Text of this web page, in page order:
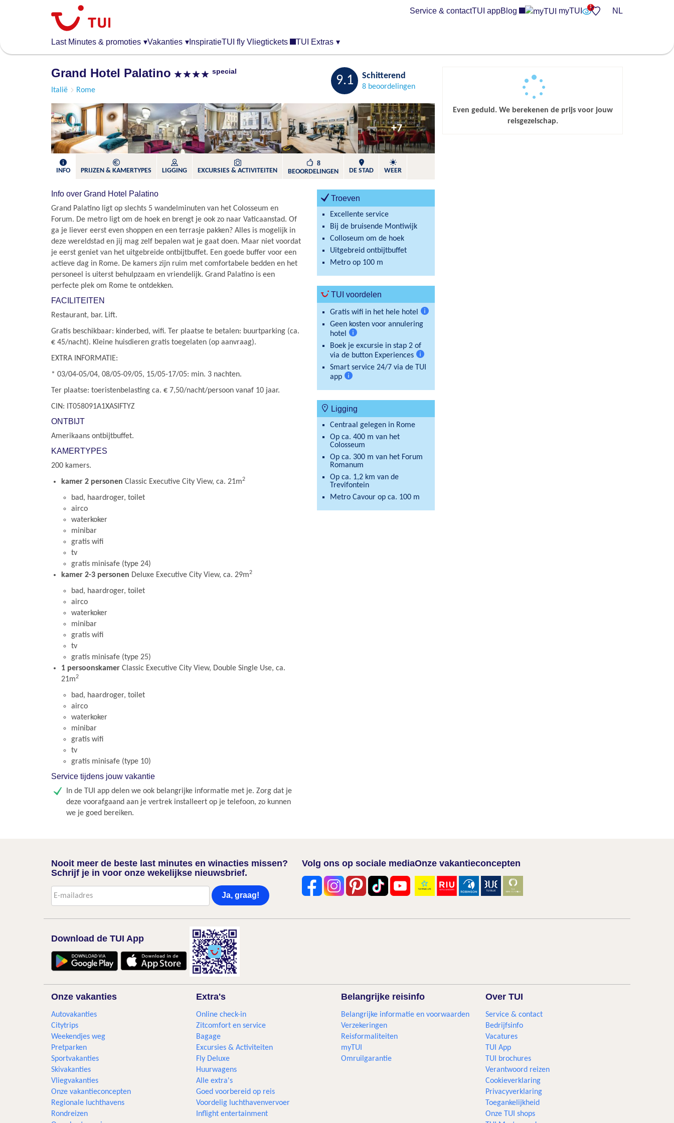
algemene
Last Minutes & promoties ▾Vakanties ▾ InspiratieTUI fly Vliegtickets TUI Extras ▾
Service & contactTUI appBlog myTUI NL
Grand Hotel Palatino special Bewaren
Italië Rome
9.1 Schitterend
8 beoordelingen
+7
INFO PRIJZEN & KAMERTYPES LIGGING EXCURSIES & ACTIVITEITEN
8
BEOORDELINGEN
DE STAD WEER
Info over Grand Hotel Palatino
Grand Palatino ligt op slechts 5 wandelminuten van het Colosseum en
Forum. De metro ligt om de hoek en brengt je ook zo naar Vaticaanstad. Of
ga je liever eerst even shoppen en een terrasje pakken? Alles is mogelijk in
deze wereldstad en jij mag zelf bepalen wat je gaat doen. Maar niet voordat
je eerst geniet van het uitgebreide ontbijtbuffet. Een goede buffer voor een
actieve dag in Rome. De kamers zijn ruim met comfortabele bedden en het
personeel is uiterst behulpzaam en vriendelijk. Grand Palatino is een
perfecte plek om Rome te ontdekken.
FACILITEITEN
Restaurant, bar. Lift.
Gratis beschikbaar: kinderbed, wifi. Ter plaatse te betalen: buurtparking (ca.
€ 45/nacht). Kleine huisdieren gratis toegelaten (op aanvraag).
EXTRA INFORMATIE:
* 03/04-05/04, 08/05-09/05, 15/05-17/05: min. 3 nachten.
Ter plaatse: toeristenbelasting ca. € 7,50/nacht/persoon vanaf 10 jaar.
CIN: IT058091A1XASIFTYZ
ONTBIJT
Amerikaans ontbijtbuffet.
KAMERTYPES
200 kamers.
kamer 2 personen Classic Executive City View, ca. 21m2
bad, haardroger, toilet
airco
waterkoker
minibar
gratis wifi
tv
gratis minisafe (type 24)
kamer 2-3 personen Deluxe Executive City View, ca. 29m2
bad, haardroger, toilet
airco
waterkoker
minibar
gratis wifi
tv
gratis minisafe (type 25)
1 persoonskamer Classic Executive City View, Double Single Use, ca.
21m2
bad, haardroger, toilet
airco
waterkoker
minibar
gratis wifi
tv
gratis minisafe (type 10)
Service tijdens jouw vakantie
In de TUI app delen we ook belangrijke informatie met je. Zorg dat je
deze voorafgaand aan je vertrek installeert op je telefoon, zo kunnen
we je goed bereiken.
Troeven
Excellente service
Bij de bruisende Montiwijk
Colloseum om de hoek
Uitgebreid ontbijtbuffet
Metro op 100 m
TUI voordelen
Gratis wifi in het hele hotel
Geen kosten voor annulering
hotel
Meer
informatie
Boek je excursie in stap 2 of
via de button Experiences
Meer
Smart service 24/7 via de TUI
app
Ligging
Centraal gelegen in Rome
Op ca. 400 m van het
Colosseum
Op ca. 300 m van het Forum
Romanum
Op ca. 1,2 km van de
Trevifontein
Metro Cavour op ca. 100 m
Even geduld. We berekenen de prijs voor jouw
reisgezelschap.
Nooit meer de beste last minutes en winacties missen?
Schrijf je in voor onze wekelijkse nieuwsbrief.
Ja, graag!
Volg ons op sociale mediaOnze vakantieconcepten
Download de TUI App
Onze vakanties
Autovakanties
Citytrips
Weekendjes weg
Pretparken
Sportvakanties
Skivakanties
Vliegvakanties
Onze vakantieconcepten
Regionale luchthavens
Rondreizen
Extra's
Online check-in
Zitcomfort en service
Bagage
Excursies & Activiteiten
Fly Deluxe
Huurwagens
Alle extra's
Goed voorbereid op reis
Voordelig luchthavenvervoer
Inflight entertainment
Belangrijke reisinfo
Belangrijke informatie en voorwaarden
Verzekeringen
Reisformaliteiten
myTUI
Omruilgarantie
Over TUI
Service & contact
Bedrijfsinfo
Vacatures
TUI App
TUI brochures
Verantwoord reizen
Cookieverklaring
Privacyverklaring
Toegankelijkheid
Onze TUI shops